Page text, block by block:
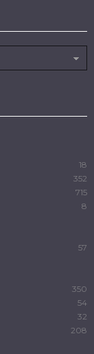
18
352
715
8
57
350
54
32
208